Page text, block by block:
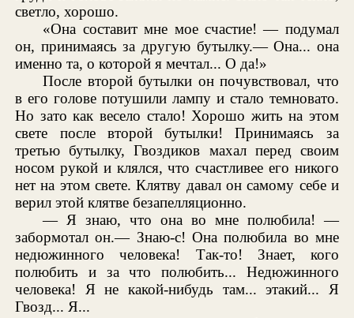
светло, хорошо.
«Она составит мне мое счастие! — подумал
он, принимаясь за другую бутылку.— Она... она
именно та, о которой я мечтал... О да!»
После второй бутылки он почувствовал, что
в его голове потушили лампу и стало темновато.
Но зато как весело стало! Хорошо жить на этом
свете после второй бутылки! Принимаясь за
третью бутылку, Гвоздиков махал перед своим
носом рукой и клялся, что счастливее его никого
нет на этом свете. Клятву давал он самому себе и
верил этой клятве безапелляционно.
— Я знаю, что она во мне полюбила! —
забормотал он.— Знаю-с! Она полюбила во мне
недюжинного человека! Так-то! Знает, кого
полюбить и за что полюбить... Недюжинного
человека! Я не какой-нибудь там... этакий... Я
Гвозд... Я...